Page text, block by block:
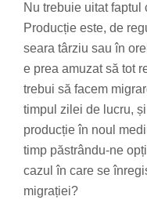
Nu trebuie uitat
Producție este, de
seara târziu sau în
e prea amuzat să tot
trebui să facem
timpul zilei de lucru,
producție în noul
timp păstrându-ne
cazul în care se
migrației?